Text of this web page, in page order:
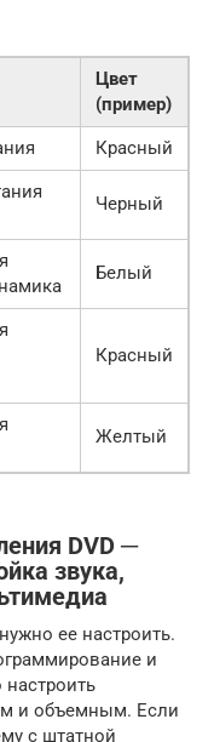
Цвет
(пример)
Красный
Черный
Белый
Красный
Желтый
DVD ─
звука,
ее настроить.
и
и объемным. Если
с штатной